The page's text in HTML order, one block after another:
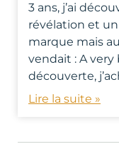
3 ans, j’ai
révélation et
marque mais
vendait : A very
découverte,
Lire la suite »